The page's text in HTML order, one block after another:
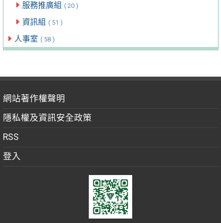
服務推廣組 ( 20 )
資訊組 ( 51 )
人事室 ( 58 )
網站著作權聲明
隱私權及資訊安全政策
RSS
登入